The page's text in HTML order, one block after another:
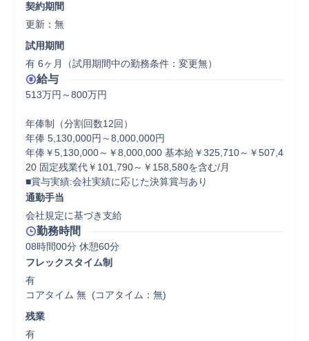
契約期間
更新：無
試用期間
有 6ヶ月（試用期間中の勤務条件：変更無）
給与
513万円～800万円
年俸制（分割回数12回）
年俸 5,130,000円～8,000,000円
年俸￥5,130,000～￥8,000,000 基本給￥325,710～￥507,4
20 固定残業代￥101,790～￥158,580を含む/月
■賞与実績:会社実績に応じた決算賞与あり
通勤手当
会社規定に基づき支給
勤務時間
08時間00分 休憩60分
フレックスタイム制
有
コアタイム 無  (コアタイム：無)
残業
有